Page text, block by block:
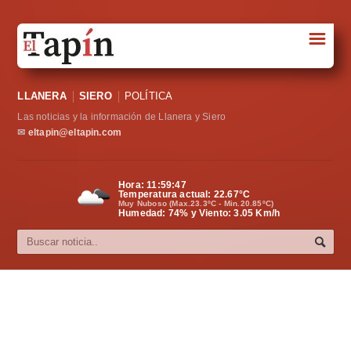
Sociedad
Política
Cultura
☰
LLANERA SIERO POLÍTICA
Las noticias y la información de Llanera y Siero
✉ eltapin@eltapin.com
Hora:11:59:48
Temperatura actual: 22.67°C
Muy Nuboso (Max.23.3ºC - Min.20.85ºC)
Humedad: 74% y Viento: 3.05 Km/h